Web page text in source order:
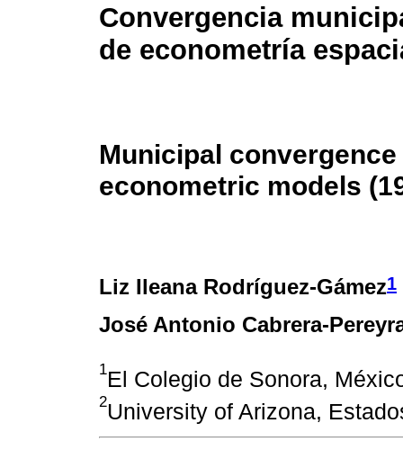
Convergencia
de econometría
Municipal
econometric models
Liz Ileana Rodríguez-Gámez1
José Antonio Cabrera-
1El Colegio de Sonora,
2University of Arizona,